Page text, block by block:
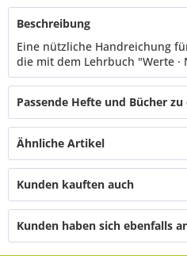
Beschreibung
Eine nützliche Handreichung
die mit dem Lehrbuch "Werte ·
Passende Hefte und Bücher
Ähnliche Artikel
Kunden kauften auch
Kunden haben sich ebenfalls